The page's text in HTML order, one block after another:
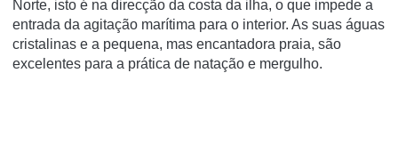
Norte, isto é na direcção da costa da ilha, o que impede a
entrada da agitação marítima para o interior. As suas águas
cristalinas e a pequena, mas encantadora praia, são
excelentes para a prática de natação e mergulho.